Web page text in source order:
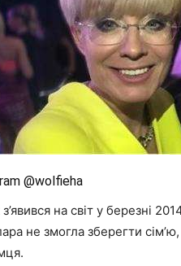
@wolfieha
на світ у березні
не змогла зберегти